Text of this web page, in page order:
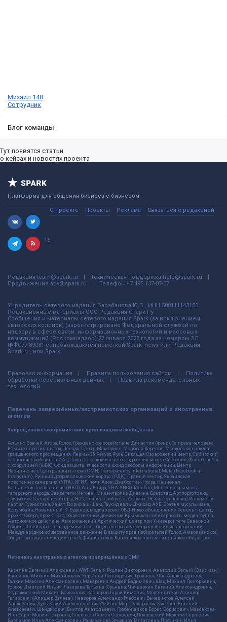
Михаил 148
Сотрудник
Блог команды
Тут появятся статьи
о кейсах и новостях проекта
Платформа для общения бизнеса с бизнесом
О проекте Проекты Реклама Связаться с редакцией
16+
Редакция team@spark.ru Техническая поддержка help@spark.ru
Продвижение adv@spark.ru Телефон +7 495 137-07-07
Учредитель сетевого издания Барабанова.Ю.Б., ИНН 500111143150
Редакционные материалы ООО Редакция Спарк Ру
Сообщения и материалы сетевого издания Spark (за исключением
авторских колонок) (зарегистрировано Федеральной службой по
надзору в сфере связи, информационных технологий и массовых
коммуникаций (Роскомнадзор) 27 января 2025 года за номером ЭЛ
№ФС77-89031 сопровождаются пометкой Spark_news или Редакция
Spark.ru, или Spark.
Правовая информация Правила пользования сайтом
Политика
обработки персональных данных
Правила рекомендательных
технологий
Перечень запрещённых/экстремистских организаций и иностранных
агентов
Запрещённые/экстремистские организации и сообщества
Альянс Врачей, Агора, Голос, Гражданское содействие, Династия (фонд), За права человека,
Комитет против пыток, Левада-Центр, Мемориал, Молодая Карелия, Московская школа
гражданского просвещения, Пермь-36, Ракурс, Русь Сидящая, Сахаровский центр, Сибирский
экологический центр, ИАЦ Сова, Союз комитетов солдатских матерей России, Фонд борьбы
с коррупцией (ФБК), Фонд защиты гласности, Фонд свободы информации, Центр
Насилию.нет, Центр защиты прав СМИ, Transparency International, Meta (Facebook и
Instagram), Русский добровольческий корпус (РДК), Правый сектор, Украинская
повстанческая армия (УПА), ИГИЛ, полк Азов, Джебхат ан-Нусра, Национал-
Большевистская партия (НБП), Аль-Каида, УНА-УНСО, Талибан, Меджлис крымско-
татарского народа, Свидетели Иеговы, Мизантропик Дивижн, Братство, Артподготовка,
Тризуб им. Степана Бандеры, НСО, Славянский союз, Формат-18, Хизб ут-Тахрир, Исламская
партия Туркестана, Хайят Тахрир аш-Шам, Таухид валь-Джихад, АУЕ, Братья мусульмане,
Колумбайн, Навальный, К. Буданов, медиапроект ОВД-Инфо, объединение Револьт-центр,
проект Сфера, проект Эхо, общественное движение Крымская солидарность, медиагруппа
Автономное действие, Американский Арктический центр при Университете Северной
Айовы, Швейцарское академическое общество восточноевропейских исследований,
Международное общественное движение В защиту прав избирателей Голос, Американское
Общество евангелизации детей, Финляндское Карельское просветительское общество.
Перечень иностранных агентов и запрещённых СМИ
Киселёв Евгений Алекссевич, WWF, Белый Руслан Викторович, Анатолий Белый (Вайсман),
Касьянов Михаил Михайлович, Бер Илья Леонидович, Троянова Яна Александровна,
Галкин Максим Александрович, Макаревич Андрей Вадимович, Шац Михаил Григорьевич,
Гордон Дмитрий Ильич, Лазарева Татьяна Юрьевна, Чичваркин Евгений Александрович,
Ходорковский Михаил Борисович, Каспаров Гарри Кимович, Моргенштерн Алишер
Тагирович (Алишер Валеев), Невзоров Александр Глебович, Венедиктов Алексей
Алексеевич, Дудь Юрий Александрович, Фейгин Марк Захарович, Киселев Евгений
Алексеевич, Шендерович Виктор Анатольевич, Гребенщиков Борис Борисович, Максакова-
Игенбергс Мария Петровна, Слепаков Семен Сергеевич, Покровский Максим Сергеевич,
Варламов Илья Александрович, Рамазанова Земфира Талгатовна, Прусикин Илья